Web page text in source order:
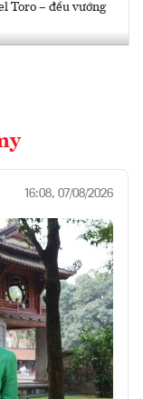
Toro – đều vướng
16:08, 07/08/2026